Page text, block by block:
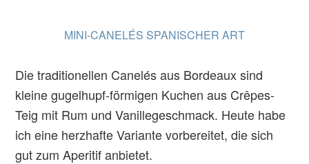
MINI-CANELÉS SPANISCHER ART
Die traditionellen Canelés aus Bordeaux sind
kleine gugelhupf-förmigen Kuchen aus Crêpes-
Teig mit Rum und Vanillegeschmack. Heute habe
ich eine herzhafte Variante vorbereitet, die sich
gut zum Aperitif anbietet.